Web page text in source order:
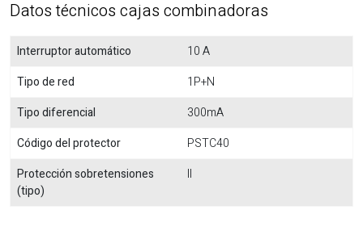
Datos técnicos cajas combinadoras
Interruptor automático
10 A
Tipo de red
1P+N
Tipo diferencial
300mA
Código del protector
PSTC40
Protección sobretensiones
(tipo)
II